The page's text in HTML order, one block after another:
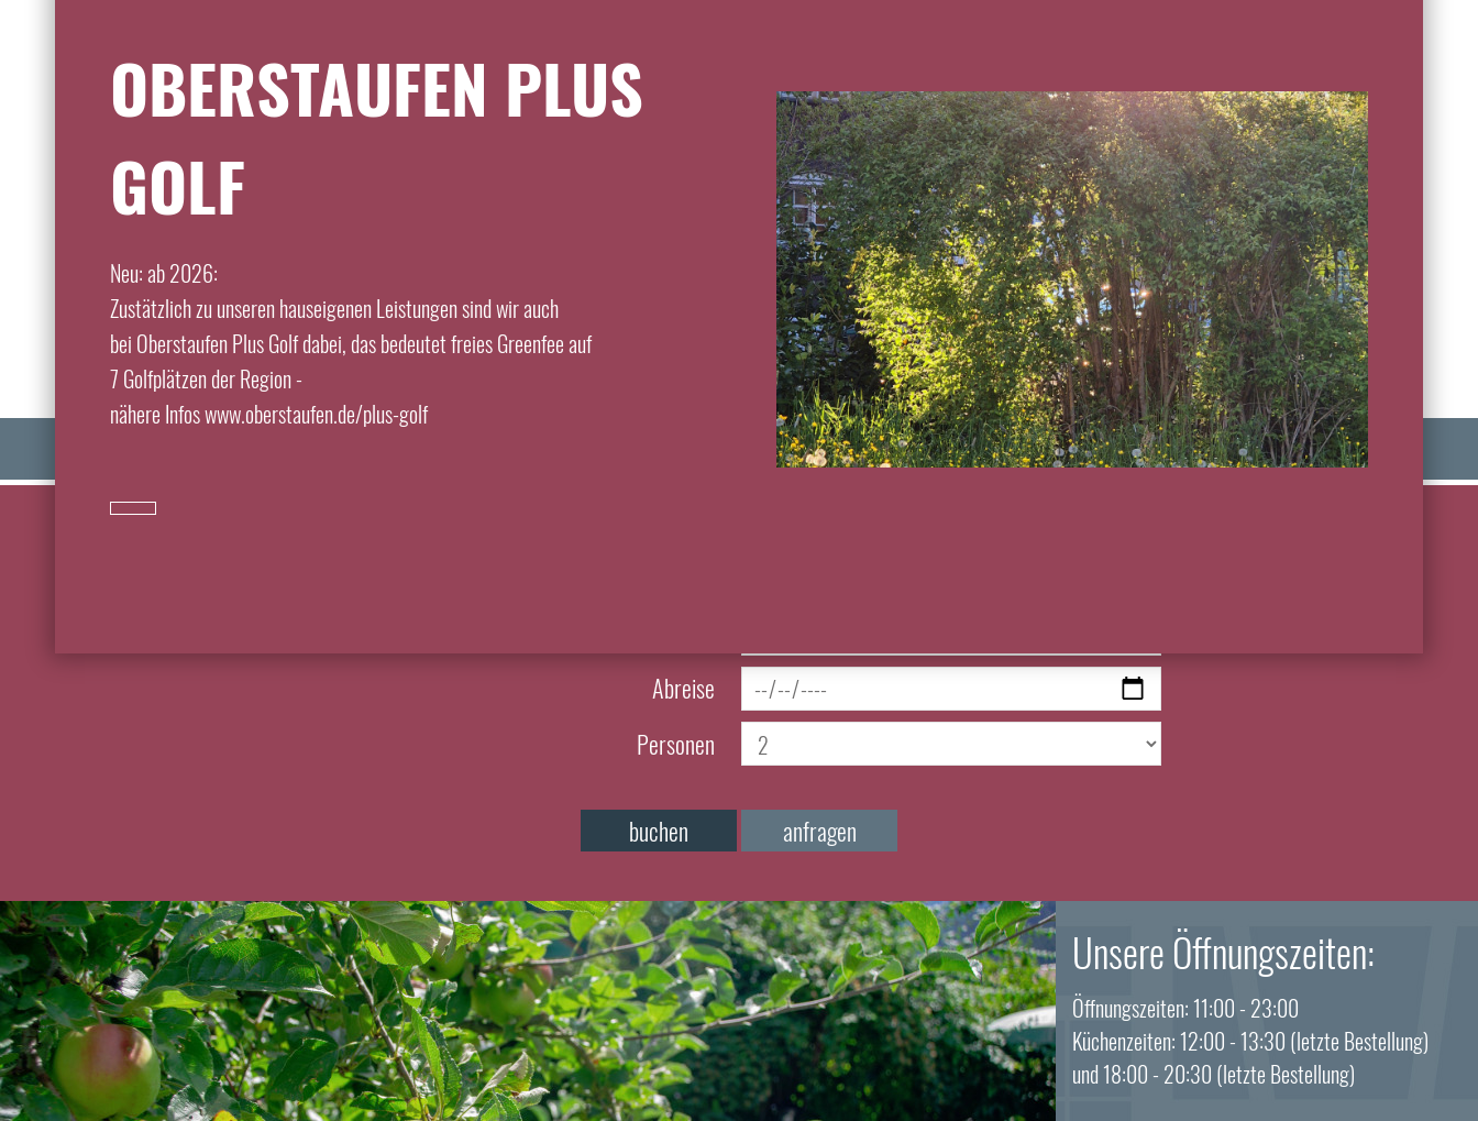
OBERSTAUFEN PLUS
GOLF
Neu: ab 2026:
Zustätzlich zu unseren hauseigenen Leistungen sind wir auch
bei Oberstaufen Plus Golf dabei, das bedeutet freies Greenfee auf
7 Golfplätzen der Region -
nähere Infos www.oberstaufen.de/plus-golf
Straße
Postleitzahl Ort
Ich bin damit einverstanden, dass die Werbewind GmbH meine angegebenen Daten zum Zwecke der Bearbeitung der Anfrage(n) speichern und weiterverarbeiten darf. Eine Übermittlung meiner
Daten an Dritte findet nicht statt und ist auch nicht geplant. Meine Einwilligung kann ich jederzeit bei der Hotel Traube Thalkirchdorf OHG, Kirchdorfer Straße 12, D-87534 Oberstaufen, E-Mail
info@traube-thalkirchdorf.de
Senden
BILDER
Abreise
Personen
buchen anfragen
Unsere Öffnungszeiten:
Öffnungszeiten: 11:00 - 23:00
Küchenzeiten: 12:00 - 13:30 (letzte Bestellung)
und 18:00 - 20:30 (letzte Bestellung)